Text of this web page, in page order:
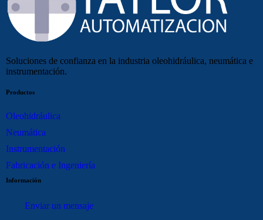
Soluciones de confianza en la industria oleohidráulica, neumática e
instrumentación.
Productos
Oleohidráulica
Neumática
Instrumentación
Fabricación e Ingeniería
Información
Enviar un mensaje